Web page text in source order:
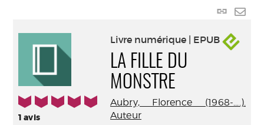
Lien
5/5
1avis
Livre numérique | EPUB
LA FILLE DU
MONSTRE
Aubry, Florence (1968-....).
Auteur